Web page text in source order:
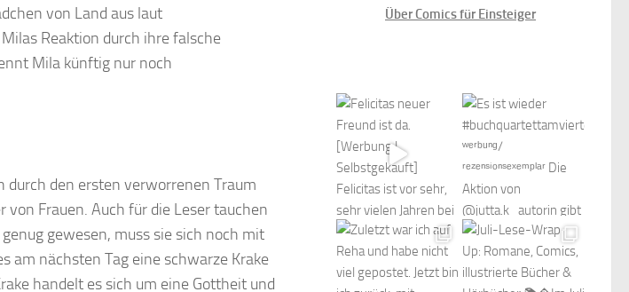
von Land aus laut
Reaktion durch ihre falsche
Mila künftig nur noch
durch den ersten verworrenen Traum
Frauen. Auch für die Leser tauchen
gewesen, muss sie sich noch mit
am nächsten Tag eine schwarze Krake
handelt es sich um eine Gottheit und
Über Comics für Einsteiger